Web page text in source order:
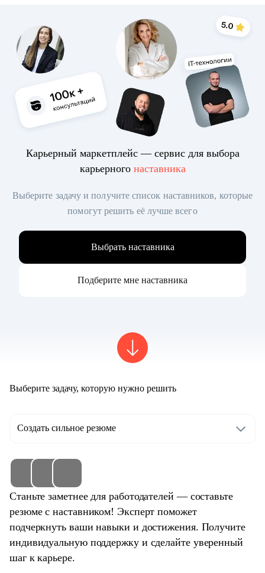
Карьерный маркетплейс — сервис для выбора
карьерного наставника
Выберите задачу и получите список наставников, которые
помогут решить её лучше всего
Выбрать наставника
Подберите мне наставника
Выберите задачу, которую нужно решить
Создать сильное резюме
Станьте заметнее для работодателей — составьте
резюме с наставником! Эксперт поможет
подчеркнуть ваши навыки и достижения. Получите
индивидуальную поддержку и сделайте уверенный
шаг к карьере.